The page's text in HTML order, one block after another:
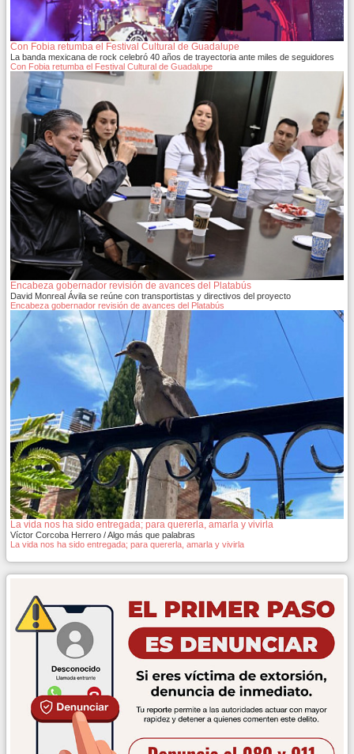
Con Fobia retumba el Festival Cultural de Guadalupe
La banda mexicana de rock celebró 40 años de trayectoria ante miles de seguidores
Con Fobia retumba el Festival Cultural de Guadalupe
Encabeza gobernador revisión de avances del Platabús
David Monreal Ávila se reúne con transportistas y directivos del proyecto
Encabeza gobernador revisión de avances del Platabús
La vida nos ha sido entregada; para quererla, amarla y vivirla
Víctor Corcoba Herrero / Algo más que palabras
La vida nos ha sido entregada; para quererla, amarla y vivirla